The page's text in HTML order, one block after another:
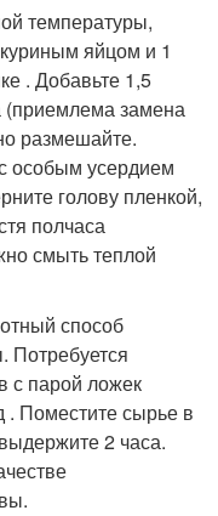
температуры,
яйцом и 1
. Добавьте 1,5
(приемлема замена
размешайте.
особым усердием
голову пленкой,
полчаса
смыть теплой
способ
Потребуется
с парой ложек
Поместите сырье в
2 часа.